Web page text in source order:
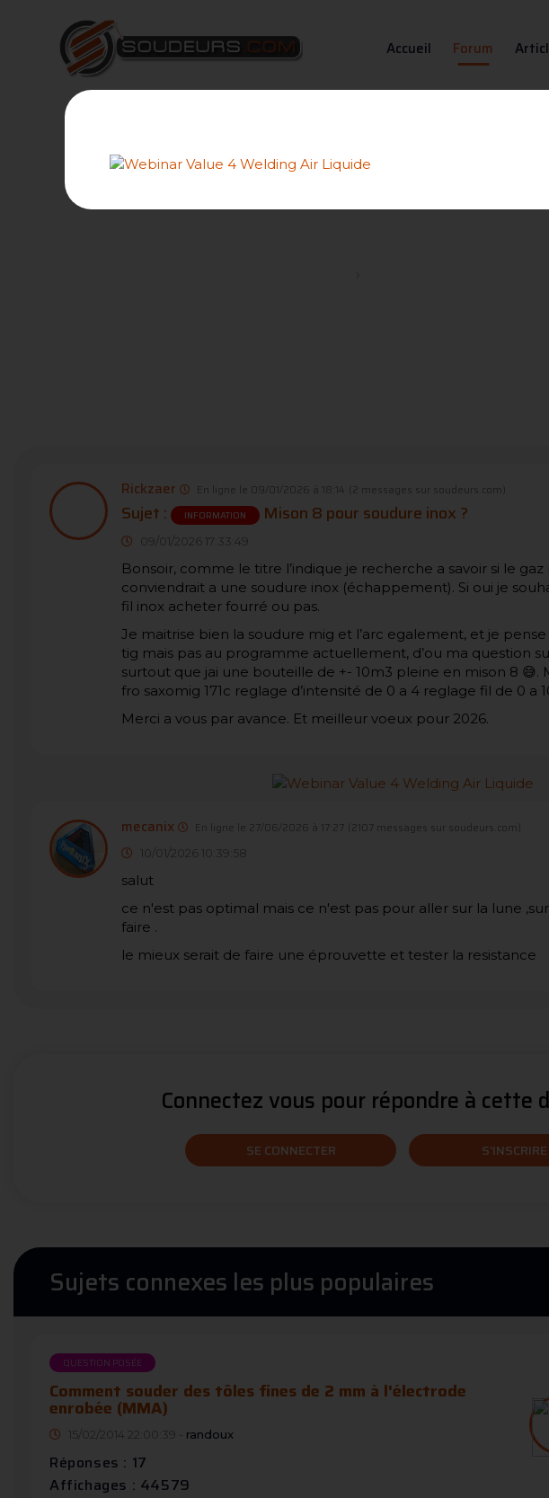
Accueil Forum
Rickzaer En ligne le 09/01/2026 à 18:14 (2 messages sur soudeurs.com)
Sujet : INFORMATION Mison 8 pour soudure inox ?
09/01/2026 17:33:49
Bonsoir, comme le titre l’indique je recherche a savoir si le gaz
conviendrait a une soudure inox (échappement). Si oui je
fil inox acheter fourré ou pas.
Je maitrise bien la soudure mig et l’arc egalement, et je
tig mais pas au programme actuellement, d’ou ma question
surtout que jai une bouteille de +- 10m3 pleine en mison 8 😅.
fro saxomig 171c reglage d’intensité de 0 a 4 reglage fil de 0 a
Merci a vous par avance. Et meilleur voeux pour 2026.
mecanix En ligne le 27/06/2026 à 17:27 (2107 messages sur soudeurs.com)
10/01/2026 10:39:58
salut
ce n'est pas optimal mais ce n'est pas pour aller sur la lune
faire .
le mieux serait de faire une éprouvette et tester la resistance
Connectez vous pour répondre à cette
SE CONNECTER S'INSCRIRE
Sujets connexes les plus populaires
QUESTION POSÉE
Comment souder des tôles fines de 2 mm à l'électrode
enrobée (MMA)
15/02/2014 22:00:39 - randoux
Réponses : 17
Affichages : 44579